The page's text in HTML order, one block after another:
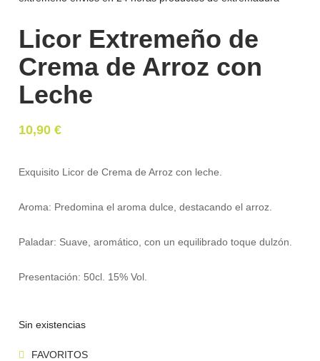
Licor Extremeño de
Crema de Arroz con
Leche
10,90€
Exquisito Licor de Crema de Arroz con leche.
Aroma: Predomina el aroma dulce, destacando el arroz.
Paladar: Suave, aromático, con un equilibrado toque dulzón.
Presentación: 50cl. 15% Vol.
Sin existencias
FAVORITOS